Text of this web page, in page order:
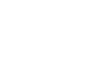
Las tendencias en
temporada puede
la que sigue puede
aquellas personas